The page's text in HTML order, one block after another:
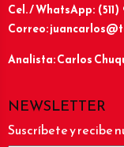
Cel. / WhatsApp: (511)
Correo:
Analista: Carlos
NEWSLETTER
Suscríbete y recibe